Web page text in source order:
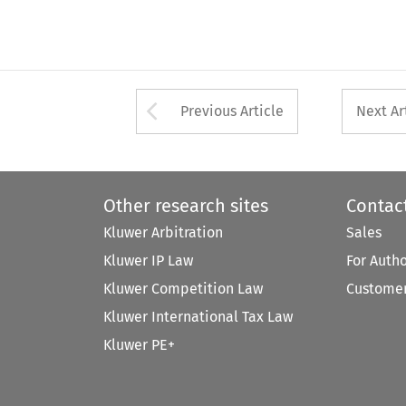
Arrow button used
Previous Article Next
Other research sites
Kluwer Arbitration
Kluwer IP Law
Kluwer Competition Law
Kluwer International Tax Law
Kluwer PE+
Sales
For